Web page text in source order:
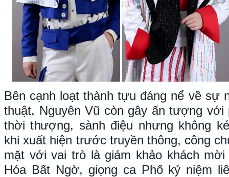
Bên cạnh loạt thành tựu đáng nể về sự
thuật, Nguyên Vũ còn gây ấn tượng với
thời thượng, sành điệu nhưng không
khi xuất hiện trước truyền thông, công
mặt với vai trò là giám khảo khách
Hóa Bất Ngờ, giọng ca Phố kỷ niệm